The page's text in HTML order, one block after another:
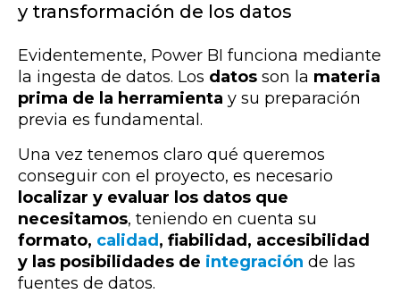
y transformación de los datos
Evidentemente, Power BI funciona mediante
la ingesta de datos. Los datos son la materia
prima de la herramienta y su preparación
previa es fundamental.
Una vez tenemos claro qué queremos
conseguir con el proyecto, es necesario
localizar y evaluar los datos que
necesitamos, teniendo en cuenta su
formato, calidad , fiabilidad, accesibilidad
y las posibilidades de integración de las
fuentes de datos.